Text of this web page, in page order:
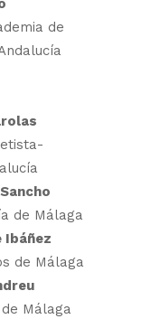
de
de Málaga
Ibáñez
de Málaga
Málaga